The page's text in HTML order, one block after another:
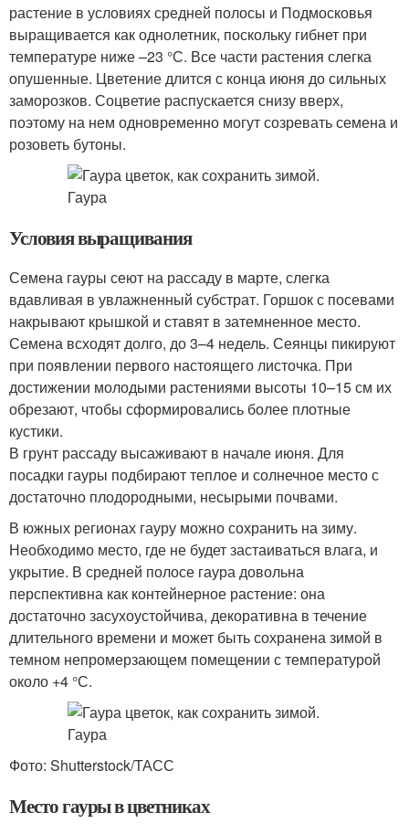
растение в условиях средней полосы и Подмосковья
выращивается как однолетник, поскольку гибнет при
температуре ниже –23 °С. Все части растения слегка
опушенные. Цветение длится с конца июня до сильных
заморозков. Соцветие распускается снизу вверх,
поэтому на нем одновременно могут созревать семена и
розоветь бутоны.
Условия выращивания
Семена гауры сеют на рассаду в марте, слегка
вдавливая в увлажненный субстрат. Горшок с посевами
накрывают крышкой и ставят в затемненное место.
Семена всходят долго, до 3–4 недель. Сеянцы пикируют
при появлении первого настоящего листочка. При
достижении молодыми растениями высоты 10–15 см их
обрезают, чтобы сформировались более плотные
кустики.
В грунт рассаду высаживают в начале июня. Для
посадки гауры подбирают теплое и солнечное место с
достаточно плодородными, несырыми почвами.
В южных регионах гауру можно сохранить на зиму.
Необходимо место, где не будет застаиваться влага, и
укрытие. В средней полосе гаура довольна
перспективна как контейнерное растение: она
достаточно засухоустойчива, декоративна в течение
длительного времени и может быть сохранена зимой в
темном непромерзающем помещении с температурой
около +4 °С.
Фото: Shutterstock/ТАСС
Место гауры в цветниках